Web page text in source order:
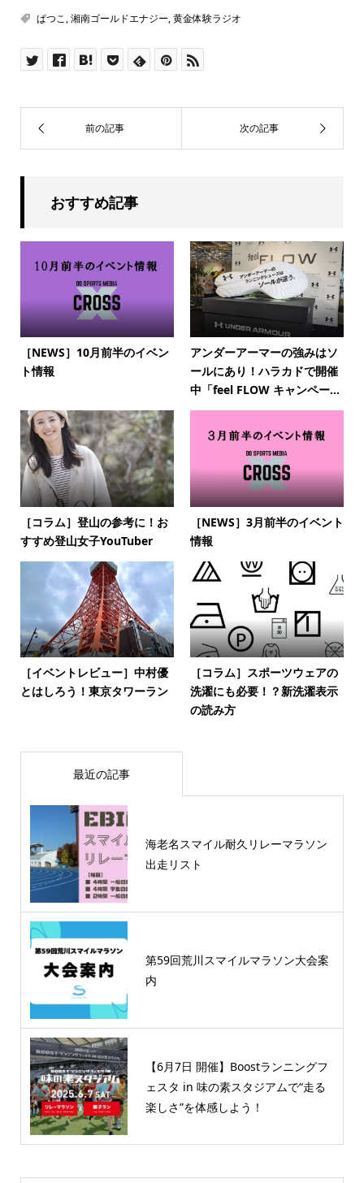
ぱつこ,湘南ゴールドエナジー,黄金体験ラジオ
おすすめ記事
［NEWS］10月前半のイベン
ト情報
アンダーアーマーの強みはソ
ールにあり！ハラカドで開催
中「feel FLOW キャンペー...
［コラム］登山の参考に！お
すすめ登山女子YouTuber
［NEWS］3月前半のイベント
情報
［イベントレビュー］中村優
とはしろう！東京タワーラン
［コラム］スポーツウェアの
洗濯にも必要！？新洗濯表示
の読み方
最近の記事
海老名スマイル耐久リレーマラソン
出走リスト
第59回荒川スマイルマラソン大会案
内
【6月7日 開催】Boostランニングフ
ェスタ in 味の素スタジアムで“走る
楽しさ”を体感しよう！